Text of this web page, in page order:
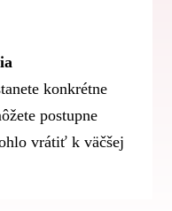
konkrétne
postupne
vrátiť k väčšej